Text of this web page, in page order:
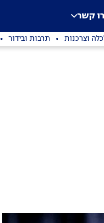
קשר
וצרכנות תרבות ובידור